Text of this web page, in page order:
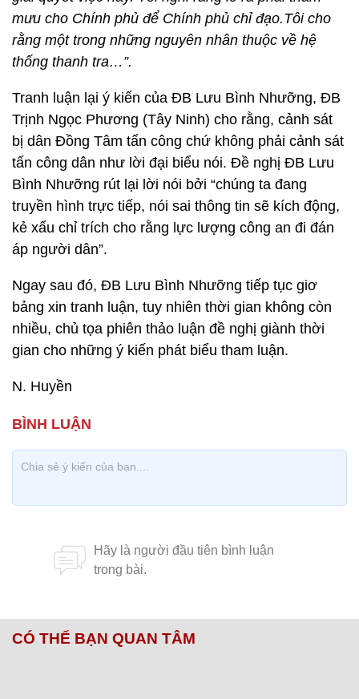
mưu cho Chính phủ để Chính phủ chỉ đạo.Tôi cho
rằng một trong những nguyên nhân thuộc về hệ
thống thanh tra…”.
Tranh luận lại ý kiến của ĐB Lưu Bình Nhưỡng, ĐB
Trịnh Ngọc Phương (Tây Ninh) cho rằng, cảnh sát
bị dân Đồng Tâm tấn công chứ không phải cảnh sát
tấn công dân như lời đại biểu nói. Đề nghị ĐB Lưu
Bình Nhưỡng rút lại lời nói bởi “chúng ta đang
truyền hình trực tiếp, nói sai thông tin sẽ kích động,
kẻ xấu chỉ trích cho rằng lực lượng công an đi đán
áp người dân”.
Ngay sau đó, ĐB Lưu Bình Nhưỡng tiếp tục giơ
bảng xin tranh luận, tuy nhiên thời gian không còn
nhiều, chủ tọa phiên thảo luận đề nghị giành thời
gian cho những ý kiến phát biểu tham luận.
N. Huyền
CÓ THỂ BẠN QUAN TÂM